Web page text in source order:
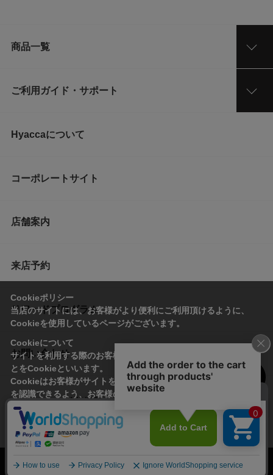
商品一覧
ご利用ガイド・サポート
Hyaccaについて
コーポレートサイト
店舗案内
来店予約
リワードプログラム
お問い合わせ
会社概要
利用規約 特定商取引法に基づく表記
© Imayo & Co.,Ltd
Cookieポリシー
当店のサイトには、お客様がより便利にご利用頂けるように、
Cookieを使用しているページがございます。
Cookieについて
サイトを利用する際のお客様情報をPC上で記録管理する技術のこ
とをCookieといいます。
Cookieはお客様がサイトを再訪問された際に、お客様のデバイス
を認識できるよう、お客様のデバイス間からサーバーへ送り返さ
れます。
なお、Cookieに保存されている情報のみで、お客様個人を特定す
ることはできません。
承諾する